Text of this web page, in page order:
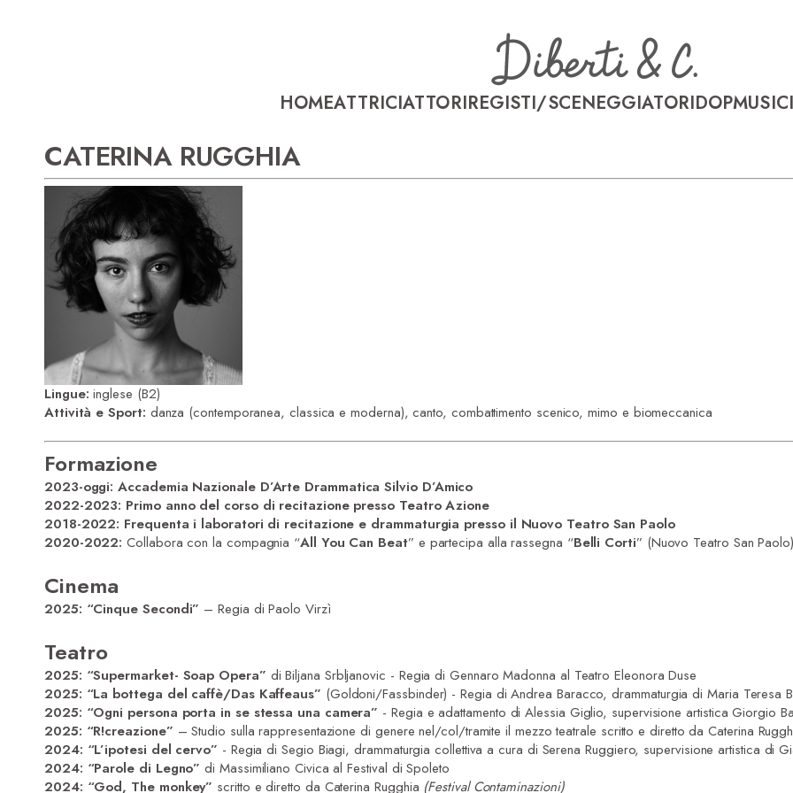
HOMEATTRICIATTORIREGISTI/SCENEGGIATORIDOP
CATERINA RUGGHIA
Lingue: inglese (B2)
Attività e Sport: danza (contemporanea, classica e moderna), canto, combattimento scenico, mimo e biomeccanica
Formazione
2023-oggi:Accademia Nazionale D’Arte Drammatica Silvio D’Amico
2022-2023: Primo anno del corso di recitazione presso Teatro Azione
2018-2022: Frequenta i laboratori di recitazione e drammaturgia presso il Nuovo Teatro San Paolo
2020-2022: Collabora con la compagnia “All You Can Beat” e partecipa alla rassegna “Belli Corti” (Nuovo Teatro San
Cinema
2025: “Cinque Secondi” – Regia di Paolo Virzì
Teatro
2025: “Supermarket- Soap Opera” di Biljana Srbljanovic - Regia di Gennaro Madonna al Teatro Eleonora Duse
2025: “La bottega del caffè/Das Kaffeaus” (Goldoni/Fassbinder) - Regia di Andrea Baracco, drammaturgia di Maria Teresa
2025: “Ogni persona porta in se stessa una camera” - Regia e adattamento di Alessia Giglio, supervisione artistica Giorgio
2025: “R!creazione” – Studio sulla rappresentazione di genere nel/col/tramite il mezzo teatrale scritto e diretto da Caterina
2024: “L’ipotesi del cervo” - Regia di Segio Biagi, drammaturgia collettiva a cura di Serena Ruggiero, supervisione artistica di
2024: “Parole di Legno” di Massimiliano Civica al Festival di Spoleto
2024: “God, The monkey” scritto e diretto da Caterina Rugghia (Festival Contaminazioni)